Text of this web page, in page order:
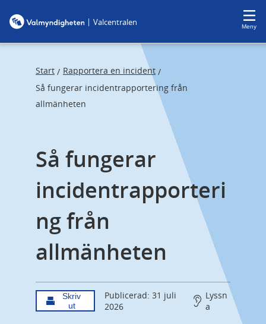
| Valcentralen Meny
Start / Rapportera en incident /
Så fungerar incidentrapportering från
allmänheten
Så fungerar
incidentrapporteri
ng från
allmänheten
Skriv
ut
Publicerad: 31 juli
2026
Lyssn
a
c
c